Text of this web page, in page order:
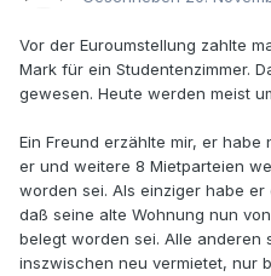
Vor der Euroumstellung zahlte
Mark für ein Studentenzimmer.
gewesen. Heute werden meist
Ein Freund erzählte mir, er
er und weitere 8 Mietparteien
worden sei. Als einziger habe
daß seine alte Wohnung nun
belegt worden sei. Alle anderen
inszwischen neu vermietet, nur